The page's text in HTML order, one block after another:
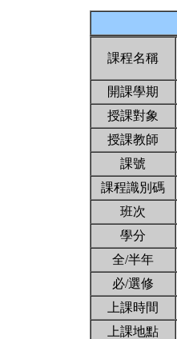
課程名稱
開課學期
授課對象
授課教師
課號
課程識別碼
班次
學分
全/半年
必/選修
上課時間
上課地點